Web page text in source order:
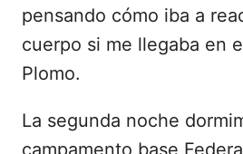
pensando cómo iba a
cuerpo si me llegaba en
Plomo.
La segunda noche
campamento base